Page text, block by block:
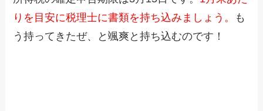
りを目安に税理士に書類を持ち込みましょう。
も
う持ってきたぜ、と颯爽と持ち込むのです！